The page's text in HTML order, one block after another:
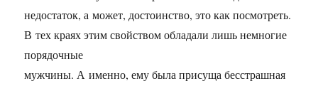
недостаток, а может, достоинство, это как посмотреть.
В тех краях этим свойством обладали лишь немногие
порядочные
мужчины. А именно, ему была присуща бесстрашная